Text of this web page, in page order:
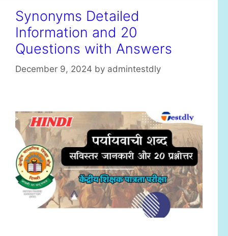
Synonyms Detailed
Information and 20
Questions with Answers
December 9, 2024 by admintestdly